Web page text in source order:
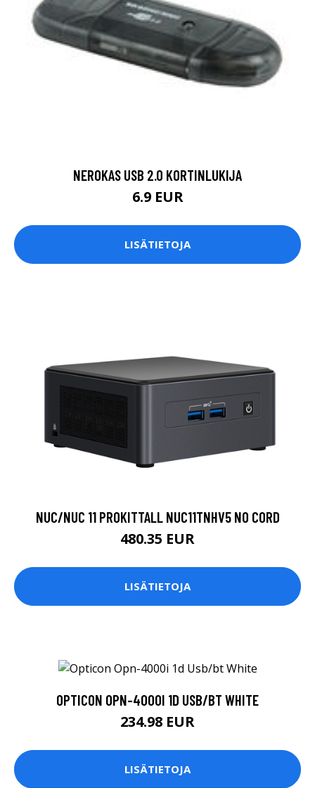
NEROKAS USB 2.0 KORTINLUKIJA
6.9 EUR
LISÄTIETOJA
NUC/NUC 11 PROKITTALL NUC11TNHV5 NO CORD
480.35 EUR
LISÄTIETOJA
OPTICON OPN-4000I 1D USB/BT WHITE
234.98 EUR
LISÄTIETOJA